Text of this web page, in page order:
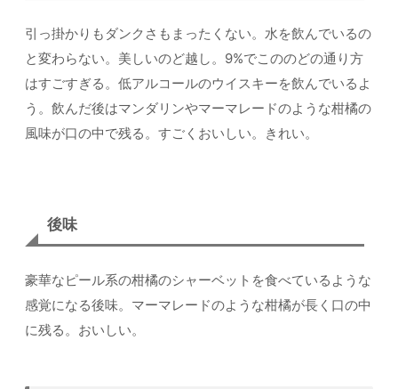
引っ掛かりもダンクさもまったくない。水を飲んでいるの
と変わらない。美しいのど越し。9%でこののどの通り方
はすごすぎる。低アルコールのウイスキーを飲んでいるよ
う。飲んだ後はマンダリンやマーマレードのような柑橘の
風味が口の中で残る。すごくおいしい。きれい。
後味
豪華なピール系の柑橘のシャーベットを食べているような
感覚になる後味。マーマレードのような柑橘が長く口の中
に残る。おいしい。